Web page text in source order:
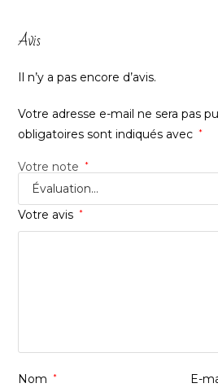
Avis
Il n’y a pas encore d’avis.
Votre adresse e-mail ne sera pas
obligatoires sont indiqués avec *
Votre note *
Votre avis *
Nom * E-